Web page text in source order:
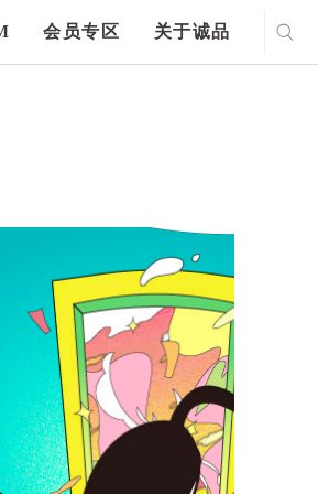
会员专区 关于诚品